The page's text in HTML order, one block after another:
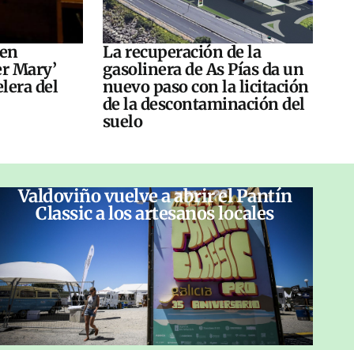
Mary’
del
La recuperación de la
gasolinera de As Pías da un
nuevo paso con la licitación
de la descontaminación del
suelo
Valdoviño vuelve a abrir el Pantín
Classic a los artesanos locales